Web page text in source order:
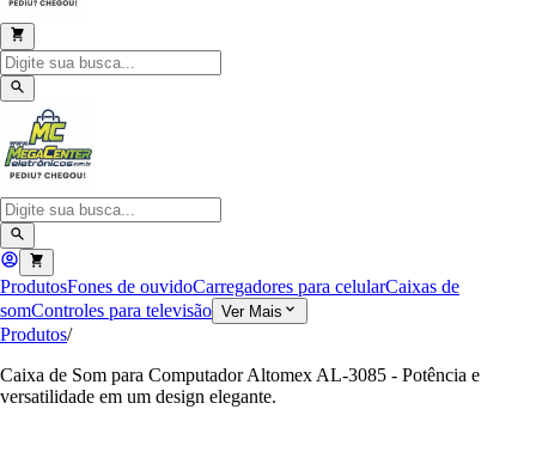
ProdutosFones de ouvidoCarregadores para celularCaixas de
somControles para televisão Ver Mais
Produtos/
Caixa de Som para Computador Altomex AL-3085 - Potência e
versatilidade em um design elegante.